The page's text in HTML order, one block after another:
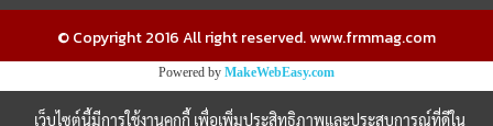
© Copyright 2016 All right reserved. www.frmmag.com
Powered by MakeWebEasy.com
เว็บไซต์นี้มีการใช้งานคุกกี้ เพื่อเพิ่มประสิทธิภาพและประสบการณ์ที่ดีใน